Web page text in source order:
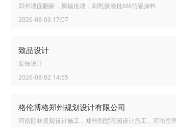
郑州墙面翻新，刷墙批墙，刷乳胶漆批888仿瓷涂料
2026-08-03 17:07
致品设计
装饰设计
2026-08-02 14:55
格伦博格郑州规划设计有限公司
河南园林景观设计施工，郑州别墅花园设计施工，河南空